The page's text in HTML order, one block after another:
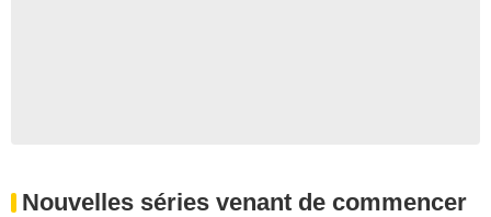
Nouvelles séries venant de commencer